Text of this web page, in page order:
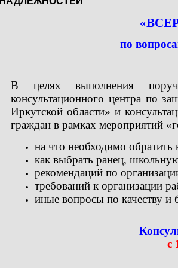
по
В целях выполнения
консультационного центра по
Иркутской области» и
граждан в рамках мероприятий
на что необходимо
как выбрать ранец,
рекомендаций по
требований к организации
иные вопросы по качеству и
с